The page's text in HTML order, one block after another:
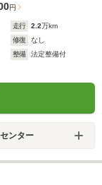
円
走行 2.2万km
修復
なし
整備
法定整備付
ンター